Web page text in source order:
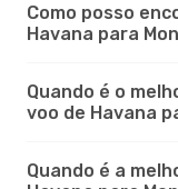
Como posso
Havana para
Quando é o
voo de Havana
Quando é a